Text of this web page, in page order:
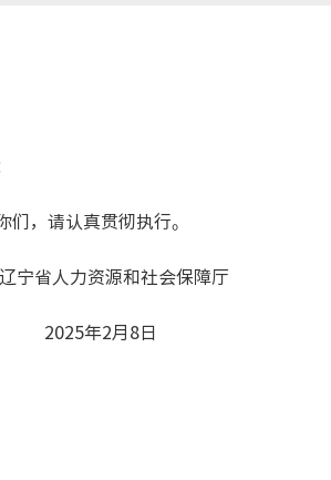
，请认真贯彻执行。
省人力资源和社会保障厅
2025年2月8日